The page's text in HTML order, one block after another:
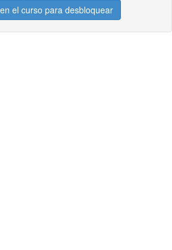
el curso para desbloquear